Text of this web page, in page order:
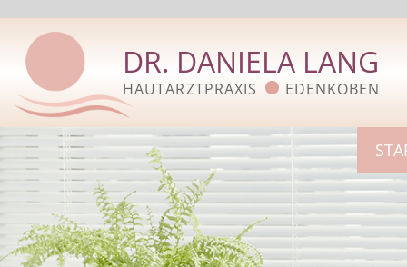
DR. DANIELA LANG
HAUTARZTPRAXIS EDENKOBEN